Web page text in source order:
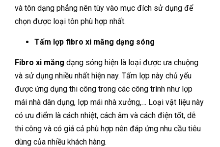
và tôn dạng phẳng nên tùy vào mục đích sử dụng để
chọn được loại tôn phù hợp nhất.
Tấm lợp fibro xi măng dạng sóng
Fibro xi măng dạng sóng hiện là loại được ưa chuộng
và sử dụng nhiều nhất hiện nay. Tấm lợp này chủ yếu
được ứng dụng thi công trong các công trình như lợp
mái nhà dân dụng, lợp mái nhà xưởng,… Loại vật liệu này
có ưu điểm là cách nhiệt, cách âm và cách điện tốt, dễ
thi công và có giá cả phù hợp nên đáp ứng nhu cầu tiêu
dùng của nhiều khách hàng.